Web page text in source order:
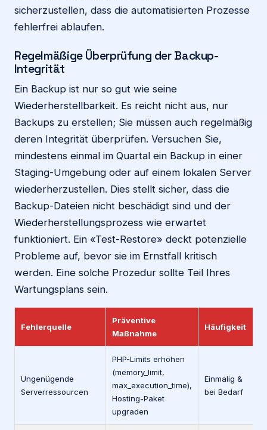
sicherzustellen, dass die automatisierten Prozesse
fehlerfrei ablaufen.
Regelmäßige Überprüfung der Backup-
Integrität
Ein Backup ist nur so gut wie seine
Wiederherstellbarkeit. Es reicht nicht aus, nur
Backups zu erstellen; Sie müssen auch regelmäßig
deren Integrität überprüfen. Versuchen Sie,
mindestens einmal im Quartal ein Backup in einer
Staging-Umgebung oder auf einem lokalen Server
wiederherzustellen. Dies stellt sicher, dass die
Backup-Dateien nicht beschädigt sind und der
Wiederherstellungsprozess wie erwartet
funktioniert. Ein «Test-Restore» deckt potenzielle
Probleme auf, bevor sie im Ernstfall kritisch
werden. Eine solche Prozedur sollte Teil Ihres
Wartungsplans sein.
Fehlerquelle
Präventive
Maßnahme
Häufigkeit
Ungenügende
Serverressourcen
PHP-Limits erhöhen
(memory_limit,
max_execution_time),
Hosting-Paket
upgraden
Einmalig &
bei Bedarf